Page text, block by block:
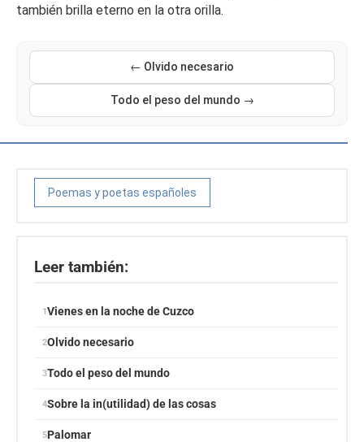
también brilla eterno en la otra orilla.
← Olvido necesario
Todo el peso del mundo →
Poemas y poetas españoles
Leer también:
Vienes en la noche de Cuzco
Olvido necesario
Todo el peso del mundo
Sobre la in(utilidad) de las cosas
Palomar